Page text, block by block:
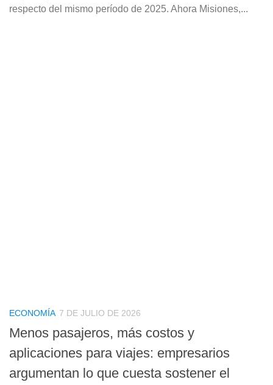
respecto del mismo período de 2025. Ahora Misiones,...
ECONOMÍA 7 DE JULIO DE 2026
Menos pasajeros, más costos y
aplicaciones para viajes: empresarios
argumentan lo que cuesta sostener el